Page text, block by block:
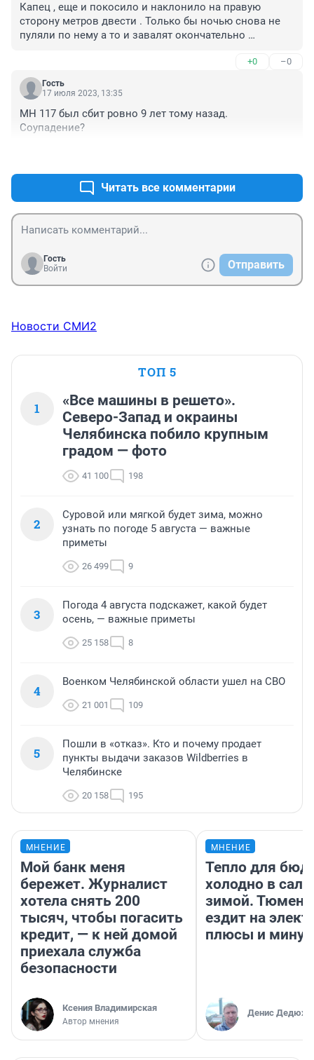
Капец , еще и покосило и наклонило на правую
сторону метров двести . Только бы ночью снова не
пуляли по нему а то и завалят окончательно
+0 –0
Гость
17 июля 2023, 13:35
MH 117 был сбит ровно 9 лет тому назад.
Соупадение?
Читать все комментарии
Гость
Войти
Отправить
Новости СМИ2
ТОП 5
1
«Все машины в решето».
Северо-Запад и окраины
Челябинска побило крупным
градом — фото
41 100 198
2
Суровой или мягкой будет зима, можно
узнать по погоде 5 августа — важные
приметы
26 499 9
3
Погода 4 августа подскажет, какой будет
осень, — важные приметы
25 158 8
4
Военком Челябинской области ушел на СВО
21 001 109
5
Пошли в «отказ». Кто и почему продает
пункты выдачи заказов Wildberries в
Челябинске
20 158 195
МНЕНИЕ
Мой банк меня
бережет. Журналист
хотела снять 200
тысяч, чтобы погасить
кредит, — к ней домой
приехала служба
безопасности
Ксения Владимирская
Автор мнения
МНЕНИЕ
Тепло для
холодно в
зимой.
ездит на
плюсы и
Денис